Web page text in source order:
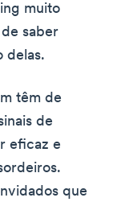
muito
saber
delas.
têm de
de
eficaz e
que